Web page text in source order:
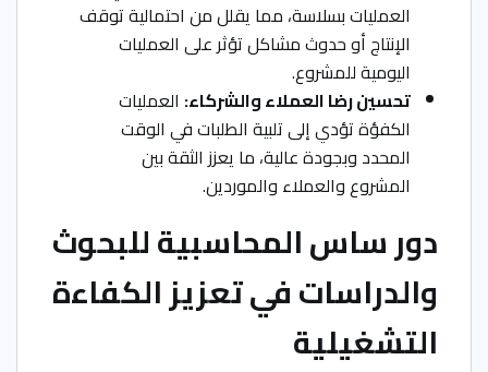
العمليات بسلاسة، مما يقلل من احتمالية توقف
الإنتاج أو حدوث مشاكل تؤثر على العمليات
اليومية للمشروع.
تحسين رضا العملاء والشركاء:العمليات
الكفؤة تؤدي إلى تلبية الطلبات في الوقت
المحدد وبجودة عالية، ما يعزز الثقة بين
المشروع والعملاء والموردين.
دور ساس المحاسبية للبحوث
والدراسات في تعزيز الكفاءة
التشغيلية